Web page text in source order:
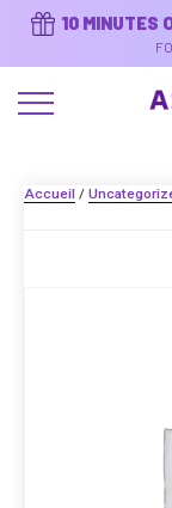
10 MINUTES
Accueil /